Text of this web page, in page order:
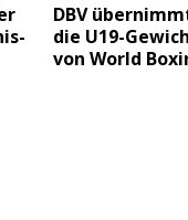
DBV
die U19-
von World